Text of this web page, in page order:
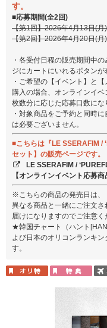
す。
■応募期間(全2回)
【第1回】2026年4月13日(
【第2回】2026年4月20日(
・各受付日程の販売期間中
ジにカートにいれるボタンが
・ご希望の【イベント】と
購入の場合、オンラインイ
枚数分に応じた応募口数にな
・対象商品をご予約と同時
は必要ございません。
■こちらは『LE SSERAFIM /
セット】の販売ページです。
LE SSERAFIM /
【オンラインイベント応募
※こちらの商品の発売日は、
異なる商品と一緒にご注文
届けになりますのでご注意く
★韓国チャート（ハント
よび日本のオリコンランキ
す。